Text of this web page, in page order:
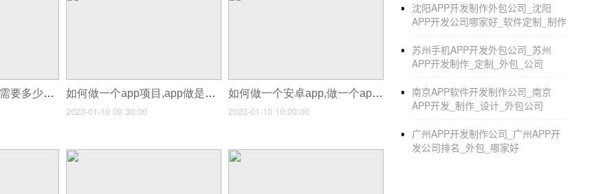
音助手的过程中，能够获得自己想要的信息
信、设置提醒、不用手动控制，想要做什么
的大小事都能满足。 3、语音问答：在问答
理位置、天气信息等问题都能提供直接的答
在用户发出语音指令后，会在10秒响应，并
发为用户提供好玩的语音指令、语音搜索等
如何做一个app软件需要多少钱,整套一个APP做下来需要多少钱 如何做一个app项目,app做是怎么样的流程
2023-01-10 09:30:00
如何做一个安卓app,做一个app需要什么人员
2023-01-10 10:00:00
沈阳APP开发制作外包公司_沈阳
APP开发公司哪家好_软件定制_制作
苏州手机APP开发外包公司_苏州
APP开发制作_定制_外包_公司
南京APP软件开发制作公司_南京
APP开发_制作_设计_外包公司
广州APP开发制作公司_广州APP开
发公司排名_外包_哪家好